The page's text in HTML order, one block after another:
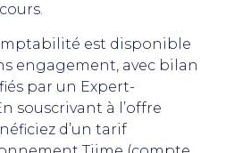
est disponible
engagement, avec bilan
par un Expert-
souscrivant à l’offre
d’un tarif